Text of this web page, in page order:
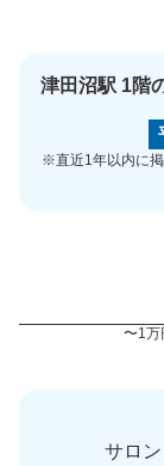
津田沼駅 1階
※直近1年以内に
〜1万
サロ